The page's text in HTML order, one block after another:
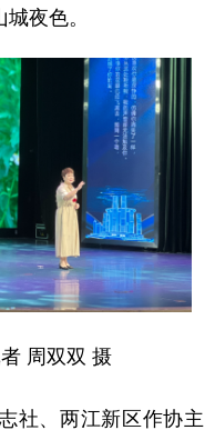
夜色。
周双双 摄
、两江新区作协主